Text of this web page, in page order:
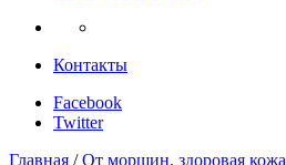
Контакты
Facebook
Twitter
Главная /От морщин, здоровая кожа